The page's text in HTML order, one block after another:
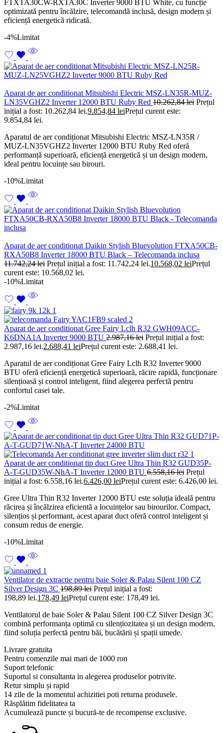
FTXTA30CW-RXTA30C Inverter 9000 BTU White, cu funcție
optimizată pentru încălzire, telecomandă inclusă, design modern și
eficiență energetică ridicată.
-4%Limitat
Aparat de aer conditionat Mitsubishi Electric MSZ-LN35R-MUZ-
LN35VGHZ2 Inverter 12000 BTU Ruby Red 10.262,84lei Prețul
inițial a fost: 10.262,84 lei.9.854,84 leiPrețul curent este:
9.854,84 lei.
Aparatul de aer condiționat Mitsubishi Electric MSZ-LN35R /
MUZ-LN35VGHZ2 Inverter 12000 BTU Ruby Red oferă
performanță superioară, eficiență energetică și un design modern,
ideal pentru locuințe sau birouri.
-10%Limitat
Aparat de aer conditionat Daikin Stylish Bluevolution FTXA50CB-
RXA50B8 Inverter 18000 BTU Black – Telecomanda inclusa
11.742,24lei Prețul inițial a fost: 11.742,24 lei.10.568,02 leiPrețul
curent este: 10.568,02 lei.
-10%Limitat
Aparat de aer conditionat Gree Fairy Lclh R32 GWH09ACC-
K6DNA1A Inverter 9000 BTU 2.987,16lei Prețul inițial a fost:
2.987,16 lei.2.688,41 leiPrețul curent este: 2.688,41 lei.
Aparatul de aer condiționat Gree Fairy Lclh R32 Inverter 9000
BTU oferă eficiență energetică superioară, răcire rapidă, funcționare
silențioasă și control inteligent, fiind alegerea perfectă pentru
confortul casei tale.
-2%Limitat
Aparat de aer conditionat tip duct Gree Ultra Thin R32 GUD35P-
A-T-GUD35W-NhA-T Inverter 12000 BTU 6.558,16lei Prețul
inițial a fost: 6.558,16 lei.6.426,00 leiPrețul curent este: 6.426,00 lei.
Gree Ultra Thin R32 Inverter 12000 BTU este soluția ideală pentru
răcirea și încălzirea eficientă a locuințelor sau birourilor. Compact,
silențios și performant, acest aparat duct oferă control inteligent și
consum redus de energie.
-10%Limitat
Ventilator de extractie pentru baie Soler & Palau Silent 100 CZ
Silver Design 3C 198,89lei Prețul inițial a fost:
198,89 lei.178,49 leiPrețul curent este: 178,49 lei.
Ventilatorul de baie Soler & Palau Silent 100 CZ Silver Design 3C
combină performanța optimă cu silențiozitatea și un design modern,
fiind soluția perfectă pentru băi, bucătării și spații umede.
Livrare gratuita
Pentru comenzile mai mari de 1000 ron
Suport telefonic
Suportul si consultanta in alegerea produselor potrivite.
Retur simplu și rapid
14 zile de la momentul achizitiei poti returna produsele.
Răsplătim fidelitatea ta
Acumulează puncte și bucură-te de recompense exclusive.